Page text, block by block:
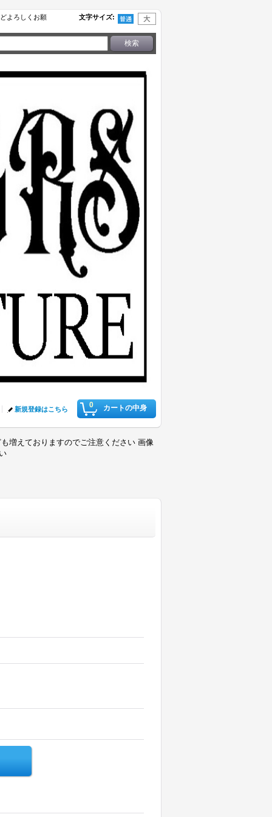
よろしくお願 文字サイズ:
0 カートの中身
新規登録はこちら
増えておりますのでご注意ください 画像
い